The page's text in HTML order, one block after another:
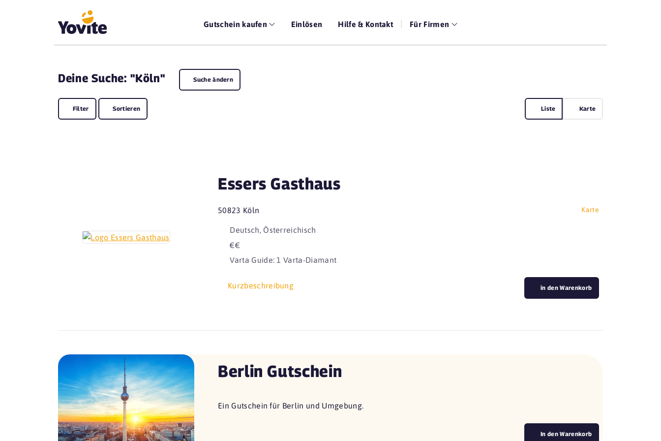
Gutschein kaufen Einlösen Hilfe & Kontakt Für Firmen
Deine Suche: "Köln" Suche ändern
Filter Sortieren Liste Karte
Essers Gasthaus
50823 Köln Karte
Deutsch, Österreichisch
€€
Varta Guide: 1 Varta-Diamant
Kurzbeschreibung in den Warenkorb
Berlin Gutschein
Ein Gutschein für Berlin und Umgebung.
In den Warenkorb